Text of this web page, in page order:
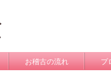
お稽古の流れ プ